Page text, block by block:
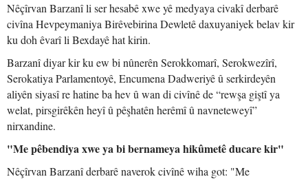
Nêçîrvan Barzanî li ser hesabê xwe yê medyaya civakî derbarê
civîna Hevpeymaniya Birêvebirina Dewletê daxuyaniyek belav kir
ku doh êvarî li Bexdayê hat kirin.
Barzanî diyar kir ku ew bi nûnerên Serokkomarî, Serokwezîrî,
Serokatiya Parlamentoyê, Encumena Dadweriyê û serkirdeyên
aliyên siyasî re hatine ba hev û wan di civînê de “rewşa giştî ya
welat, pirsgirêkên heyî û pêşhatên herêmî û navneteweyî”
nirxandine.
"Me pêbendiya xwe ya bi bernameya hikûmetê ducare kir"
Nêçîrvan Barzanî derbarê naverok civînê wiha got: "Me